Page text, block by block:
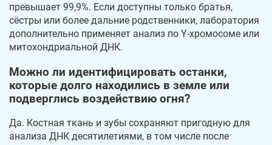
превышает 99,9%. Если доступны только братья,
сёстры или более дальние родственники, лаборатория
дополнительно применяет анализ по Y-хромосоме или
митохондриальной ДНК.
Можно ли идентифицировать останки,
которые долго находились в земле или
подверглись воздействию огня?
Да. Костная ткань и зубы сохраняют пригодную для
анализа ДНК десятилетиями, в том числе после